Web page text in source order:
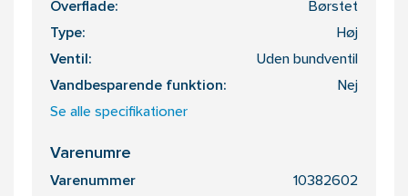
Overflade: Børstet
Type: Høj
Ventil: Uden bundventil
Vandbesparende funktion: Nej
Se alle specifikationer
Varenumre
Varenummer 10382602